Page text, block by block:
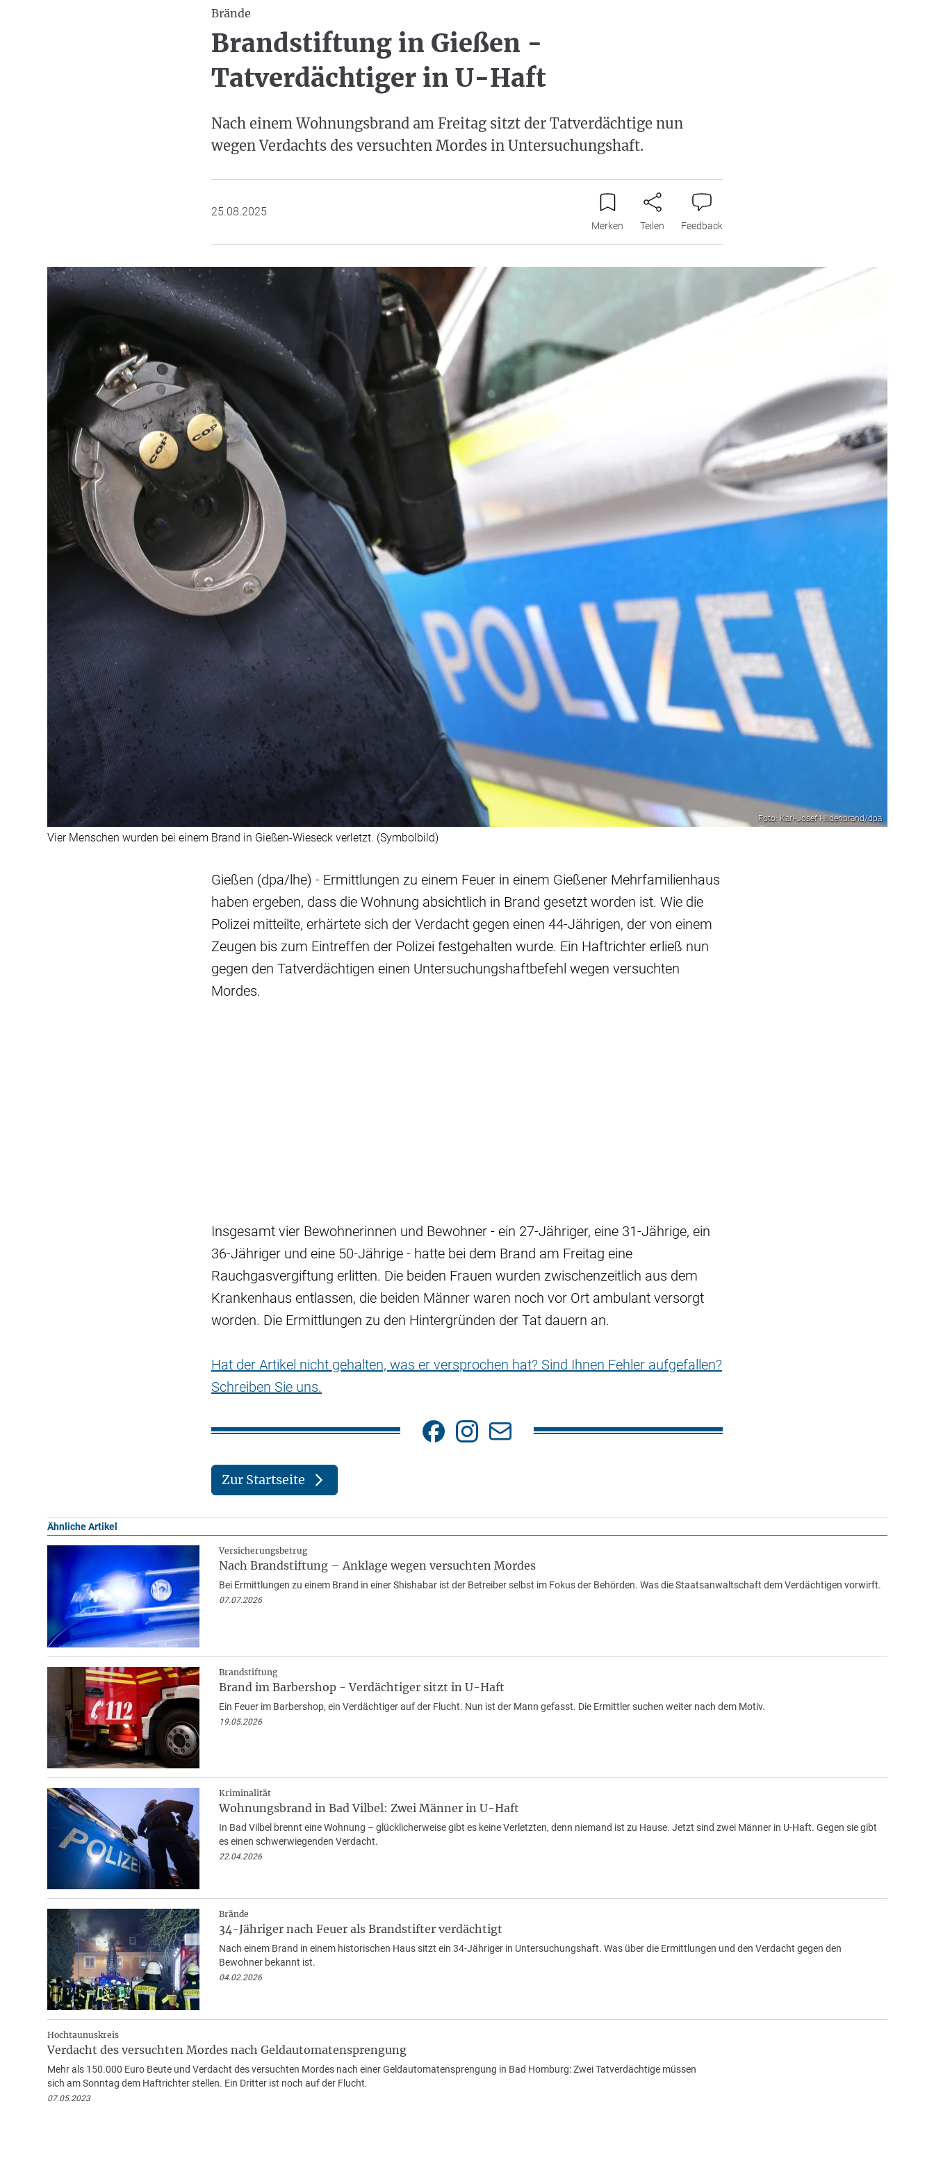
Brände
Brandstiftung in Gießen -
Tatverdächtiger in U-Haft
Nach einem Wohnungsbrand am Freitag sitzt der Tatverdächtige nun
wegen Verdachts des versuchten Mordes in Untersuchungshaft.
25.08.2025
Merken Teilen Feedback
Foto: Karl-Josef Hildenbrand/dpa
Vier Menschen wurden bei einem Brand in Gießen-Wieseck verletzt. (Symbolbild)
Gießen (dpa/lhe) - Ermittlungen zu einem Feuer in einem Gießener Mehrfamilienhaus
haben ergeben, dass die Wohnung absichtlich in Brand gesetzt worden ist. Wie die
Polizei mitteilte, erhärtete sich der Verdacht gegen einen 44-Jährigen, der von einem
Zeugen bis zum Eintreffen der Polizei festgehalten wurde. Ein Haftrichter erließ nun
gegen den Tatverdächtigen einen Untersuchungshaftbefehl wegen versuchten
Mordes.
Insgesamt vier Bewohnerinnen und Bewohner - ein 27-Jähriger, eine 31-Jährige, ein
36-Jähriger und eine 50-Jährige - hatte bei dem Brand am Freitag eine
Rauchgasvergiftung erlitten. Die beiden Frauen wurden zwischenzeitlich aus dem
Krankenhaus entlassen, die beiden Männer waren noch vor Ort ambulant versorgt
worden. Die Ermittlungen zu den Hintergründen der Tat dauern an.
Hat der Artikel nicht gehalten, was er versprochen hat? Sind Ihnen Fehler aufgefallen?
Schreiben Sie uns.
Zur Startseite
Ähnliche Artikel
Versicherungsbetrug
Nach Brandstiftung – Anklage wegen versuchten Mordes
Bei Ermittlungen zu einem Brand in einer Shishabar ist der Betreiber selbst im Fokus der Behörden. Was die Staatsanwaltschaft dem Verdächtigen vorwirft.
07.07.2026
Brandstiftung
Brand im Barbershop - Verdächtiger sitzt in U-Haft
Ein Feuer im Barbershop, ein Verdächtiger auf der Flucht. Nun ist der Mann gefasst. Die Ermittler suchen weiter nach dem Motiv.
19.05.2026
Kriminalität
Wohnungsbrand in Bad Vilbel: Zwei Männer in U-Haft
In Bad Vilbel brennt eine Wohnung – glücklicherweise gibt es keine Verletzten, denn niemand ist zu Hause. Jetzt sind zwei Männer in U-Haft. Gegen sie gibt
es einen schwerwiegenden Verdacht.
22.04.2026
Brände
34-Jähriger nach Feuer als Brandstifter verdächtigt
Nach einem Brand in einem historischen Haus sitzt ein 34-Jähriger in Untersuchungshaft. Was über die Ermittlungen und den Verdacht gegen den
Bewohner bekannt ist.
04.02.2026
Hochtaunuskreis
Verdacht des versuchten Mordes nach Geldautomatensprengung
Mehr als 150.000 Euro Beute und Verdacht des versuchten Mordes nach einer Geldautomatensprengung in Bad Homburg: Zwei Tatverdächtige müssen
sich am Sonntag dem Haftrichter stellen. Ein Dritter ist noch auf der Flucht.
07.05.2023